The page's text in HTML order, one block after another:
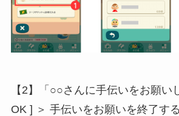
【2】「○○さんに手伝いをお願
OK ] ＞ 手伝いをお願いを終了す